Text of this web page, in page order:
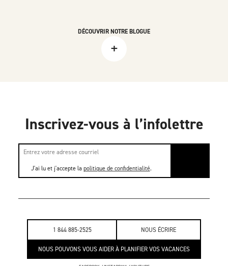
1 844 885-2525 NOUS ÉCRIRE
NOUS POUVONS VOUS AIDER À PLANIFIER VOS VACANCES
DÉCOUVRIR NOTRE BLOGUE
+
Inscrivez-vous à l’infolettre
J'ai lu et j'accepte la politique de confidentialité.